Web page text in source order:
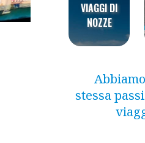
VIAGGI DI
NOZZE
stessa